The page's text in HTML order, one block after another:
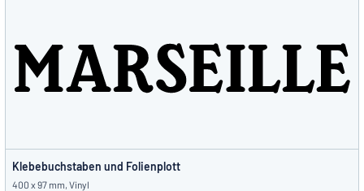
Klebebuchstaben und Folienplott
400 x 97 mm, Vinyl